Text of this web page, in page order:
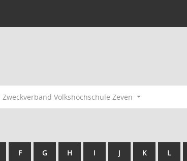
Zweckverband Volkshochschule Zeven
F G H I J K L